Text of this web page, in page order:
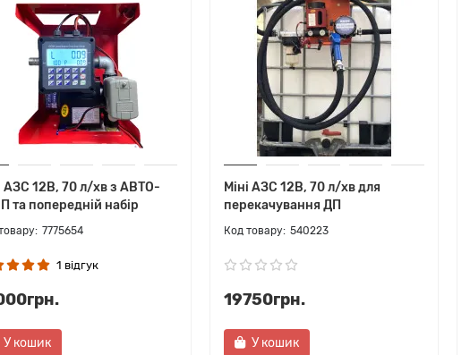
АЗС 12В, 70 л/хв з АВТО-
та попередній набір
7775654
1 відгук
У кошик
Міні АЗС 12В, 70 л/хв для
перекачування ДП
540223
19750грн.
У кошик